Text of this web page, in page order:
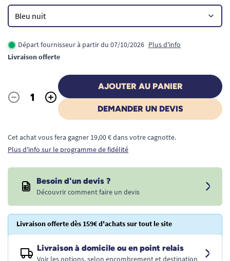
Départ fournisseur à partir du 07/10/2026 Plus d'info
Livraison offerte
Quantité
- +
AJOUTER AU PANIER
DEMANDER UN DEVIS
Cet achat vous fera gagner 19,00 € dans votre cagnotte.
Plus d'info sur le programme de fidélité
Besoin d'un devis ?
Découvrir comment faire un devis
Livraison offerte dès 159€ d'achats sur tout le site
Livraison à domicile ou en point relais
Voir les options, selon encombrement et destination